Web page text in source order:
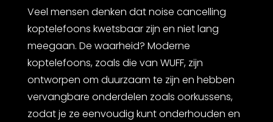
Veel mensen denken dat noise cancelling
koptelefoons kwetsbaar zijn en niet lang
meegaan. De waarheid? Moderne
koptelefoons, zoals die van WUFF, zijn
ontworpen om duurzaam te zijn en hebben
vervangbare onderdelen zoals oorkussens,
zodat je ze eenvoudig kunt onderhouden en